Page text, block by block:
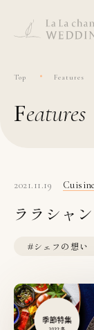
Top Features
features
2021.11.19 Cuisine
ララシャ
#シェフの想い